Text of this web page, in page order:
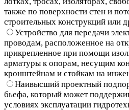
также по поверхности стен и
строительных конструкций или
Устройство для передачи
проводам, расположенное на
прикрепленное при помощи
арматуры к опорам, несущим
кронштейнам и стойкам на
Наивысший проектный
бьефа, который может
условиях эксплуатации